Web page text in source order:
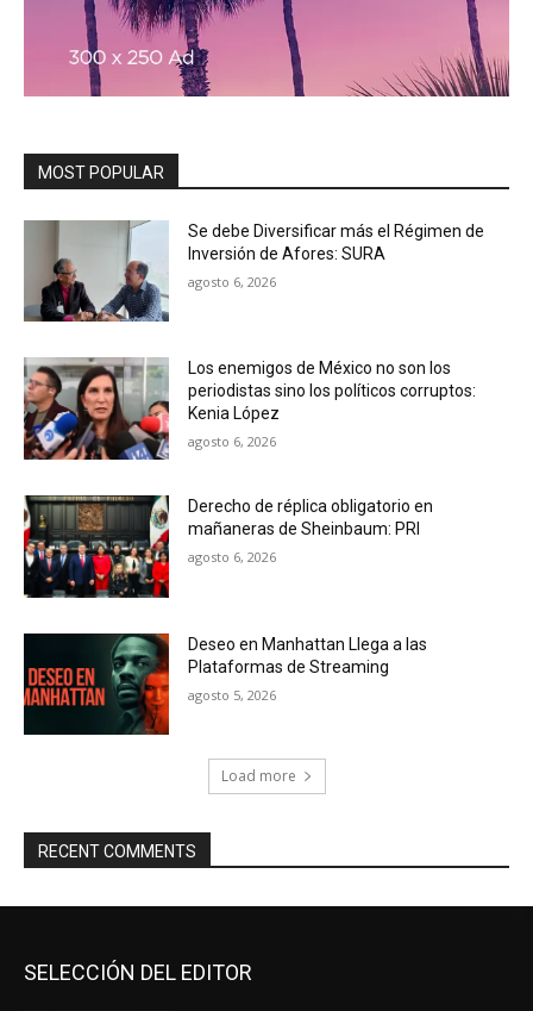
MOST POPULAR
Se debe Diversificar más el Régimen de
Inversión de Afores: SURA
agosto 6, 2026
Los enemigos de México no son los
periodistas sino los políticos corruptos:
Kenia López
agosto 6, 2026
Derecho de réplica obligatorio en
mañaneras de Sheinbaum: PRI
agosto 6, 2026
Deseo en Manhattan Llega a las
Plataformas de Streaming
agosto 5, 2026
Load more
RECENT COMMENTS
SELECCIÓN DEL EDITOR